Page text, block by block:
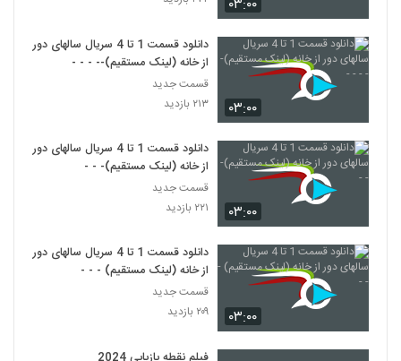
۰۳:۰۰
۰۳:۰۰
دانلود قسمت 1 تا 4 سریال سالهای دور
از خانه (لینک مستقیم)-- - - -
قسمت جدید
۲۱۳ بازدید
۰۳:۰۰
دانلود قسمت 1 تا 4 سریال سالهای دور
از خانه (لینک مستقیم)- - -
قسمت جدید
۲۲۱ بازدید
۰۳:۰۰
دانلود قسمت 1 تا 4 سریال سالهای دور
از خانه (لینک مستقیم) - - -
قسمت جدید
۲۰۹ بازدید